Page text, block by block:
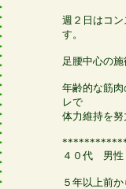
週２日はコ
す。
足腰中心の
年齢的な筋
レで
体力維持を努
４０代 男性
５年以上前